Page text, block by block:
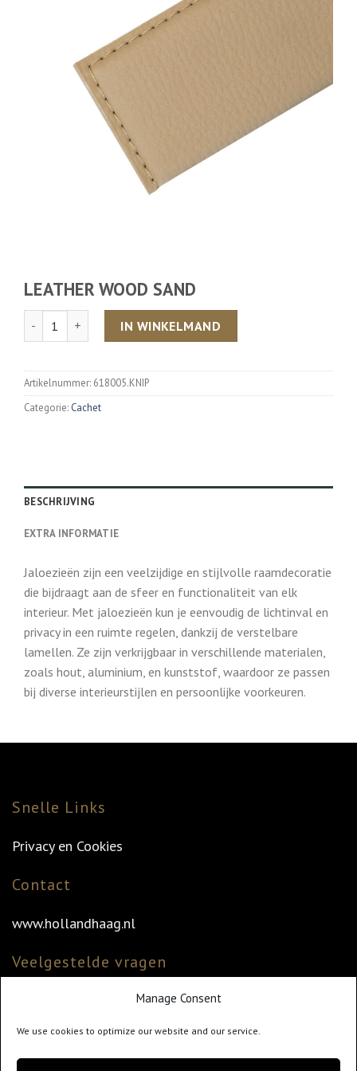
Manage Consent
We use cookies to optimize our website and our service.
LEATHER WOOD SAND
IN WINKELMAND
Artikelnummer: 618005.KNIP
Categorie: Cachet
BESCHRIJVING
EXTRA INFORMATIE
Jaloezieën zijn een veelzijdige en stijlvolle raamdecoratie
die bijdraagt aan de sfeer en functionaliteit van elk
interieur. Met jaloezieën kun je eenvoudig de lichtinval en
privacy in een ruimte regelen, dankzij de verstelbare
lamellen. Ze zijn verkrijgbaar in verschillende materialen,
zoals hout, aluminium, en kunststof, waardoor ze passen
bij diverse interieurstijlen en persoonlijke voorkeuren.
Snelle Links
Privacy en Cookies
Contact
www.hollandhaag.nl
Veelgestelde vragen
Veelgestelde vragen
Klantenservice